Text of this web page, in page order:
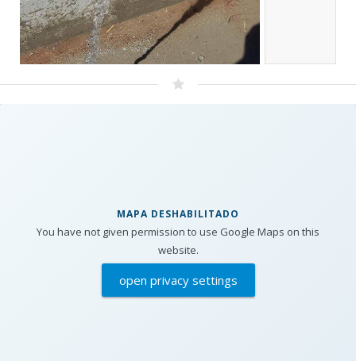
MAPA DESHABILITADO
You have not given permission to use Google Maps on this
website.
open privacy settings